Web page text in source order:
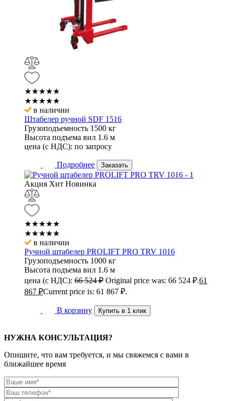
★★★★★
★★★★★
в наличии
Штабелер ручной SDF 1516
Грузоподъемность 1500 кг
Высота подъема вил 1.6 м
цена (с НДС): по запросу
Подробнее Заказать
Акция Хит Новинка
★★★★★
★★★★★
в наличии
Ручной штабелер PROLIFT PRO TRV 1016
Грузоподъемность 1000 кг
Высота подъема вил 1.6 м
цена (с НДС): 66 524₽ Original price was: 66 524 ₽.61
867 ₽Current price is: 61 867 ₽.
В корзину Купить в 1 клик
НУЖНА КОНСУЛЬТАЦИЯ?
Опишите, что вам требуется, и мы свяжемся с вами в
ближайшее время